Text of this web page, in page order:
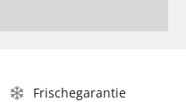
Frischegarantie